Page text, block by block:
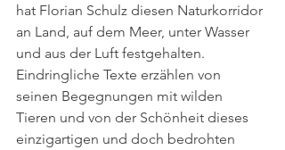
hat Florian Schulz diesen Naturkorridor
an Land, auf dem Meer, unter Wasser
und aus der Luft festgehalten.
Eindringliche Texte erzählen von
seinen Begegnungen mit wilden
Tieren und von der Schönheit dieses
einzigartigen und doch bedrohten